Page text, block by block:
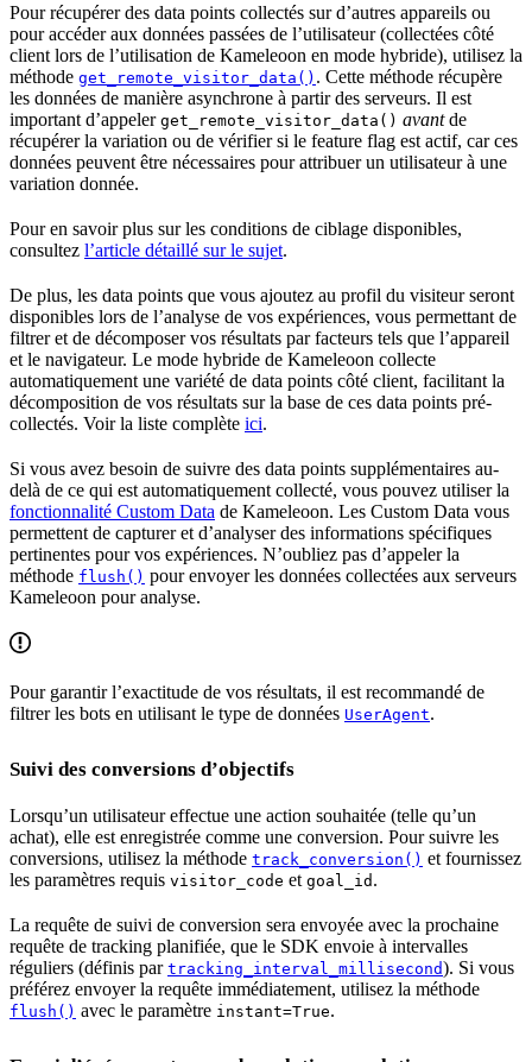
Pour récupérer des data points collectés sur d’autres appareils ou
pour accéder aux données passées de l’utilisateur (collectées côté
client lors de l’utilisation de Kameleoon en mode hybride), utilisez la
méthode get_remote_visitor_data() . Cette méthode récupère
les données de manière asynchrone à partir des serveurs. Il est
important d’appeler get_remote_visitor_data() avantde
récupérer la variation ou de vérifier si le feature flag est actif, car ces
données peuvent être nécessaires pour attribuer un utilisateur à une
variation donnée.
Pour en savoir plus sur les conditions de ciblage disponibles,
consultez l’article détaillé sur le sujet.
De plus, les data points que vous ajoutez au profil du visiteur seront
disponibles lors de l’analyse de vos expériences, vous permettant de
filtrer et de décomposer vos résultats par facteurs tels que l’appareil
et le navigateur. Le mode hybride de Kameleoon collecte
automatiquement une variété de data points côté client, facilitant la
décomposition de vos résultats sur la base de ces data points pré-
collectés. Voir la liste complète ici.
Si vous avez besoin de suivre des data points supplémentaires au-
delà de ce qui est automatiquement collecté, vous pouvez utiliser la
fonctionnalité Custom Data de Kameleoon. Les Custom Data vous
permettent de capturer et d’analyser des informations spécifiques
pertinentes pour vos expériences. N’oubliez pas d’appeler la
méthode flush() pour envoyer les données collectées aux serveurs
Kameleoon pour analyse.
Pour garantir l’exactitude de vos résultats, il est recommandé de
filtrer les bots en utilisant le type de données UserAgent.
Suivi des conversions d’objectifs
Lorsqu’un utilisateur effectue une action souhaitée (telle qu’un
achat), elle est enregistrée comme une conversion. Pour suivre les
conversions, utilisez la méthode track_conversion() et fournissez
les paramètres requis visitor_code et goal_id .
La requête de suivi de conversion sera envoyée avec la prochaine
requête de tracking planifiée, que le SDK envoie à intervalles
réguliers (définis par tracking_interval_millisecond). Si vous
préférez envoyer la requête immédiatement, utilisez la méthode
flush() avec le paramètre instant=True.